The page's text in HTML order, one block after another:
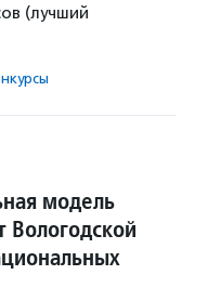
(лучший
модель